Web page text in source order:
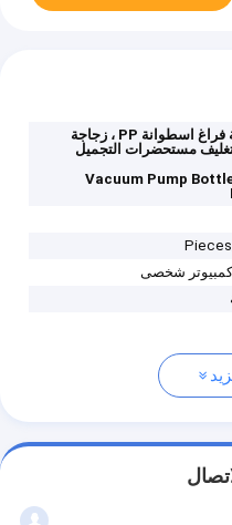
زجاجة مضخة فراغ اسطوانة PP ، زجاجة
مستحضرات التجميل
Vacuum Pump